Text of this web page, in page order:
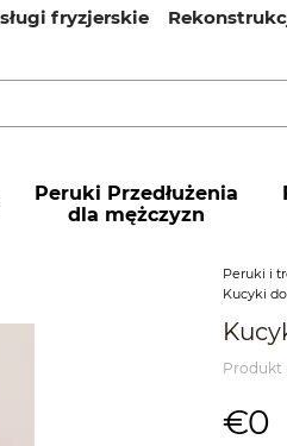
fryzjerskie
Peruki Przedłużenia
dla mężczyzn
Peruki i
Kucyki
Produkt
€0